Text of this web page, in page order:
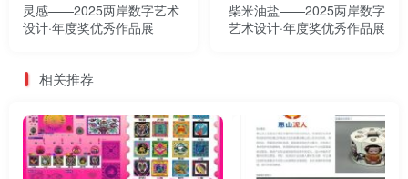
灵感——2025两岸数字艺术
设计·年度奖优秀作品展
柴米油盐——2025两岸数字
艺术设计·年度奖优秀作品展
相关推荐